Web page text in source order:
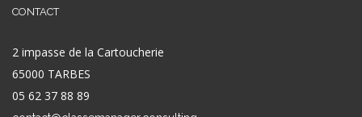
CONTACT
2 impasse de la Cartoucherie
65000 TARBES
05 62 37 88 89